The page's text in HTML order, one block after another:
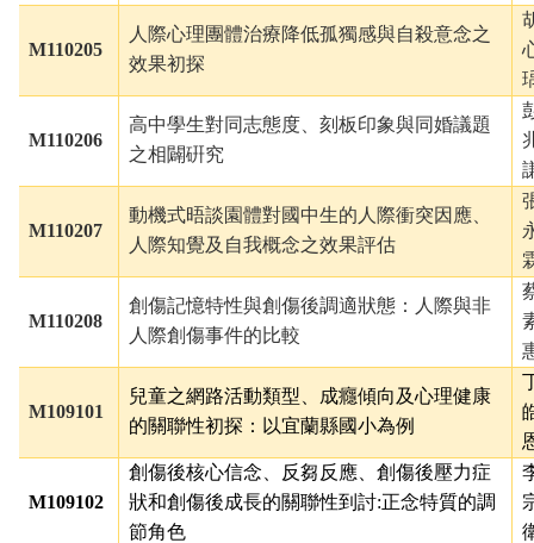
M110205
人際心理團體治療降低孤獨感與自殺意念之
效果初探
M110206
高中學生對同志態度、刻板印象與同婚議題
之相闢硏究
M110207
動機式晤談園體對國中生的人際衝突因應、
人際知覺及自我概念之效果評估
M110208
創傷記憶特性與創傷後調適狀態：人際與非
人際創傷事件的比較
M109101
兒童之網路活動類型、成癮傾向及心理健康
的關聯性初探：以宜蘭縣國小為例
M109102
創傷後核心信念、反芻反應、創傷後壓力症
狀和創傷後成長的關聯性到討:正念特質的調
節角色